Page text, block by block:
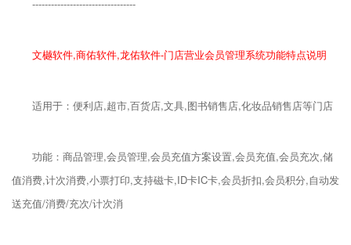
---------------------------------
文樾软件,商佑软件,龙佑软件-门店营业会员管理系统功能特点说明
适用于：便利店,超市,百货店,文具,图书销售店,化妆品销售店等门店
功能：商品管理,会员管理,会员充值方案设置,会员充值,会员充次,储
值消费,计次消费,小票打印,支持磁卡,ID卡IC卡,会员折扣,会员积分,自动发
送充值/消费/充次/计次消